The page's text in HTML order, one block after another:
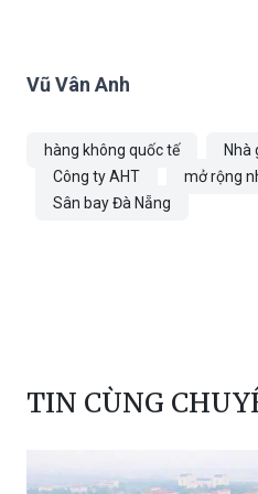
Vũ Vân Anh
hàng không quốc tế
Nhà
Công ty AHT
mở rộng
Sân bay Đà Nẵng
TIN CÙNG